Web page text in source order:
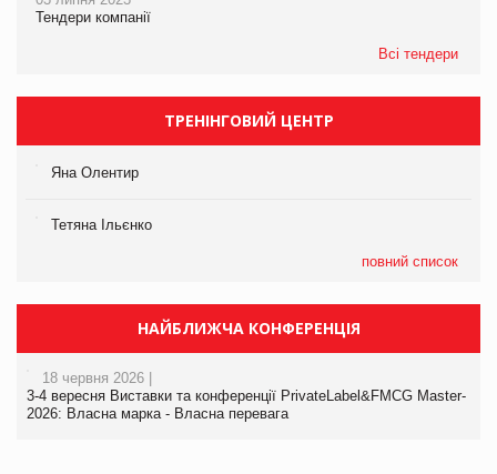
Тендери компанії
Всі тендери
ТРЕНІНГОВИЙ ЦЕНТР
Яна Олентир
Тетяна Ільєнко
повний список
НАЙБЛИЖЧА КОНФЕРЕНЦІЯ
18 червня 2026 |
3-4 вересня Виставки та конференції PrivateLabel&FMCG Master-
2026: Власна марка - Власна перевага